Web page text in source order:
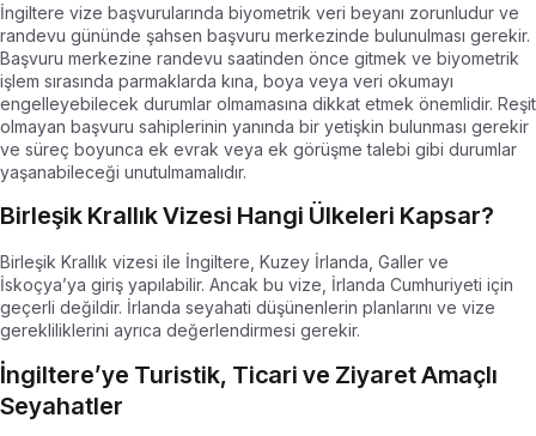
İngiltere vize başvurularında biyometrik veri beyanı zorunludur ve
randevu gününde şahsen başvuru merkezinde bulunulması gerekir.
Başvuru merkezine randevu saatinden önce gitmek ve biyometrik
işlem sırasında parmaklarda kına, boya veya veri okumayı
engelleyebilecek durumlar olmamasına dikkat etmek önemlidir. Reşit
olmayan başvuru sahiplerinin yanında bir yetişkin bulunması gerekir
ve süreç boyunca ek evrak veya ek görüşme talebi gibi durumlar
yaşanabileceği unutulmamalıdır.
Birleşik Krallık Vizesi Hangi Ülkeleri Kapsar?
Birleşik Krallık vizesi ile İngiltere, Kuzey İrlanda, Galler ve
İskoçya’ya giriş yapılabilir. Ancak bu vize, İrlanda Cumhuriyeti için
geçerli değildir. İrlanda seyahati düşünenlerin planlarını ve vize
gerekliliklerini ayrıca değerlendirmesi gerekir.
İngiltere’ye Turistik, Ticari ve Ziyaret Amaçlı
Seyahatler